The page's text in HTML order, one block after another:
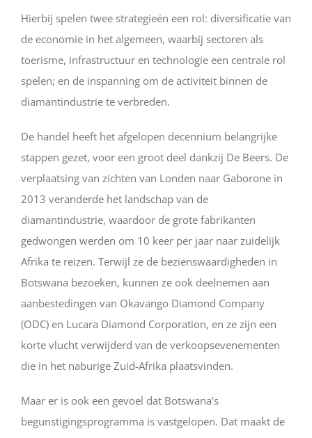
Hierbij spelen twee strategieën een rol: diversificatie van
de economie in het algemeen, waarbij sectoren als
toerisme, infrastructuur en technologie een centrale rol
spelen; en de inspanning om de activiteit binnen de
diamantindustrie te verbreden.
De handel heeft het afgelopen decennium belangrijke
stappen gezet, voor een groot deel dankzij De Beers. De
verplaatsing van zichten van Londen naar Gaborone in
2013 veranderde het landschap van de
diamantindustrie, waardoor de grote fabrikanten
gedwongen werden om 10 keer per jaar naar zuidelijk
Afrika te reizen. Terwijl ze de bezienswaardigheden in
Botswana bezoeken, kunnen ze ook deelnemen aan
aanbestedingen van Okavango Diamond Company
(ODC) en Lucara Diamond Corporation, en ze zijn een
korte vlucht verwijderd van de verkoopsevenementen
die in het naburige Zuid-Afrika plaatsvinden.
Maar er is ook een gevoel dat Botswana’s
begunstigingsprogramma is vastgelopen. Dat maakt de